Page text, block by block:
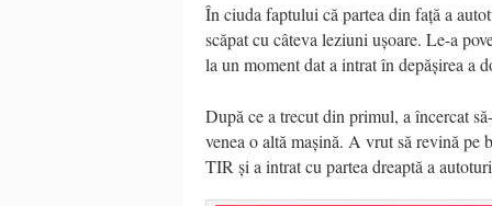
În ciuda faptului că partea din față a
scăpat cu câteva leziuni ușoare. Le-a
la un moment dat a intrat în depășirea a
După ce a trecut din primul, a încercat
venea o altă mașină. A vrut să revină pe
TIR și a intrat cu partea dreaptă a